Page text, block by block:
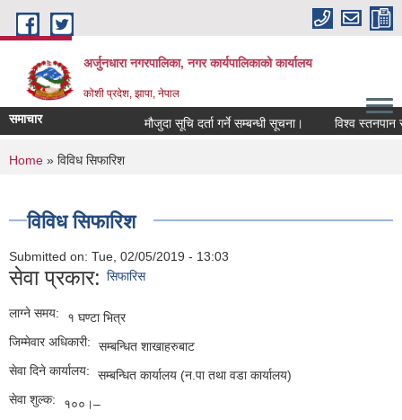
Skip to main content
अर्जुनधारा नगरपालिका, नगर कार्यपालिकाको कार्यालय
कोशी प्रदेश, झापा, नेपाल
समाचार मौजुदा सूचि दर्ता गर्ने सम्बन्धी सूचना। विश्व स्तनपान
You are here
Home » विविध सिफारिश
विविध सिफारिश
Submitted on: Tue, 02/05/2019 - 13:03
सेवा प्रकार: सिफारिस
लाग्ने समय:
१ घण्टा भित्र
जिम्मेवार अधिकारी:
सम्बन्धित शाखाहरुबाट
सेवा दिने कार्यालय:
सम्बन्धित कार्यालय (न.पा तथा वडा कार्यालय)
सेवा शुल्क:
१००।–